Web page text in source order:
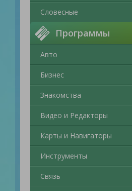
Словесные
Программы
Авто
Бизнес
Знакомства
Видео и Редакторы
Карты и Навигаторы
Инструменты
Связь